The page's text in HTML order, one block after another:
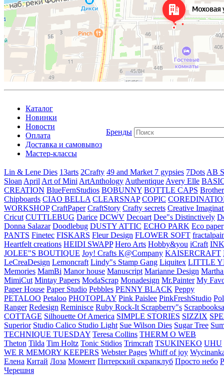
Каталог
Новинки
Новости
Оплата
Доставка и самовывоз
Мастер-классы
Бренды
Lin & Lene Dies 13arts 2Crafty 49 and Market 7 gypsies 7Dots AB
Sloan April Art of Mini ArtAnthology Authentique Avery Elle
CREATION BlueFernStudios BOBUNNY BOTTLE CAPS Brother
Chipboards CIAO BELLA CLEARSNAP COPIC
WORKSHOP CraftPaper CraftStory Crafty secrets Creative
Cricut CUTTLEBUG Darice DCWV Decoart Dee"s Distinctively
Donna Salazar Doodlebug DUSTY ATTIC ECHO PARK Eco paper
PANTS Finetec FISKARS Fleur Design FLOWER SOFT
Heartfelt creations HEIDI SWAPP Hero Arts Hobby&you iCraft
JOLEE"S BOUTIQUE Joy! Crafts K@Company KAISERCRAFT
LeCreaDesign Lemoncraft Lindy"s Stamp Gang Liquitex LITTLE
Memories MamBi Manor house Manuscript Marianne Design
MimiCut Mintay Papers ModaScrap Monadesign Mr.Painter My
Paper House Paper Studio Pebbles PENNY BLACK Peppy
PETALOO Petaloo PHOTOPLAY Pink Paislee PinkFreshStudio
Ranger Redesign Reminisce Ruby Rock-It Scrapberry"s
COTTAGE Silhouette Of America SIMPLE STORIES SIZZIX
Superior Studio Calico Studio Light Sue Wilson Dies Sugar Tree
TECHNIQUE TUESDAY Teresa Collins THERM O WEB
Theton Tilda Tim Holtz Tonic Stidios Trimcraft TSUKINEKO UHU
WE R MEMORY KEEPERS Webster Pages Whiff of joy
Елена Китай Лоза Момент Питерский скрапклуб Просто небо
Черешня